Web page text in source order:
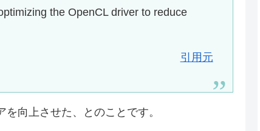
the OpenCL driver to reduce
引用元
向上させた、とのことです。